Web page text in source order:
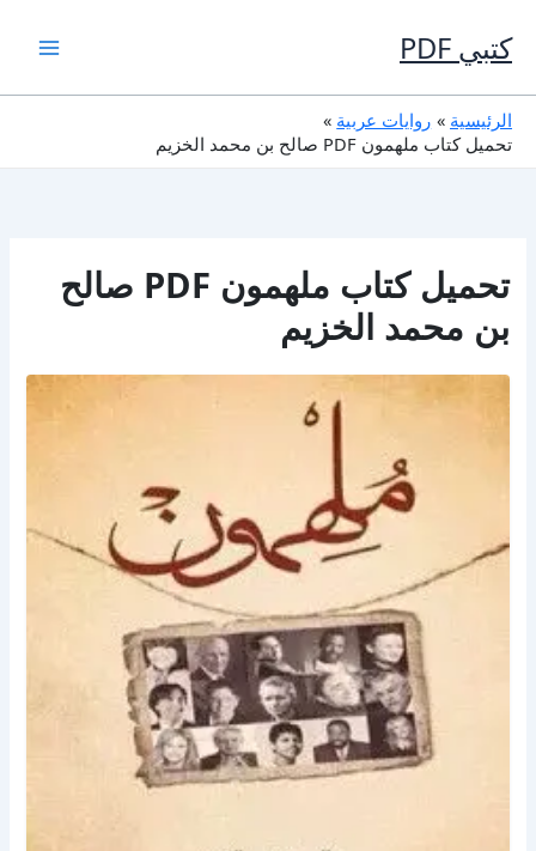
إلى
المحتوى
كتبي PDF
الرئيسية
روايات عربية
تحميل كتاب ملهمون PDF صالح بن محمد الخزيم
تحميل كتاب ملهمون PDF صالح
بن محمد الخزيم